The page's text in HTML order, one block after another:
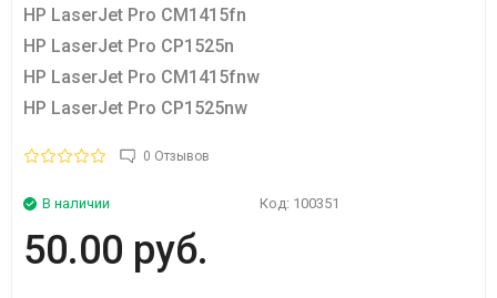
HP LaserJet Pro CM1415fn
HP LaserJet Pro CP1525n
HP LaserJet Pro CM1415fnw
HP LaserJet Pro CP1525nw
0 Отзывов
В наличии Код: 100351
50.00 руб.